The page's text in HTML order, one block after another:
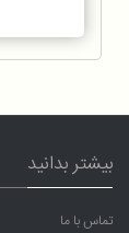
بیشتر بدانید
تماس با ما